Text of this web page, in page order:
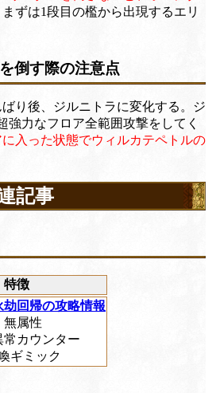
まずは1段目の檻から出現するエリ
倒す際の注意点
り後、ジルニトラに変化する。ジ
強力なフロア全範囲攻撃をしてく
入った状態でウィルカテペトルの
記事
特徴
劫回帰の攻略情報
無属性
常カウンター
ギミック